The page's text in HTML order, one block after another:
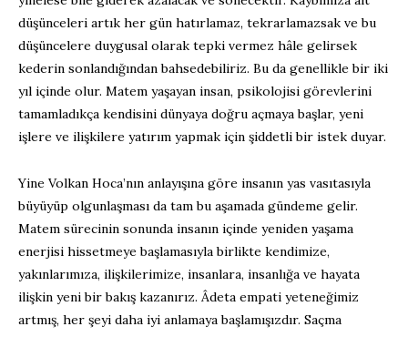
düşünceleri artık her gün hatırlamaz, tekrarlamazsak ve bu
düşüncelere duygusal olarak tepki vermez hâle gelirsek
kederin sonlandığından bahsedebiliriz. Bu da genellikle bir iki
yıl içinde olur. Matem yaşayan insan, psikolojisi görevlerini
tamamladıkça kendisini dünyaya doğru açmaya başlar, yeni
işlere ve ilişkilere yatırım yapmak için şiddetli bir istek duyar.
Yine Volkan Hoca’nın anlayışına göre insanın yas vasıtasıyla
büyüyüp olgunlaşması da tam bu aşamada gündeme gelir.
Matem sürecinin sonunda insanın içinde yeniden yaşama
enerjisi hissetmeye başlamasıyla birlikte kendimize,
yakınlarımıza, ilişkilerimize, insanlara, insanlığa ve hayata
ilişkin yeni bir bakış kazanırız. Âdeta empati yeteneğimiz
artmış, her şeyi daha iyi anlamaya başlamışızdır. Saçma